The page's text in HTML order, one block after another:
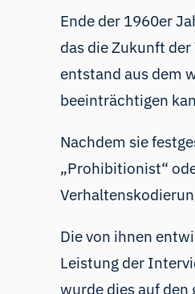
Ende der 1960er
das die Zukunft
entstand aus dem
beeinträchtigen
Nachdem sie
„Prohibitionist“
Die von ihnen
Leistung der
wurde dies auf